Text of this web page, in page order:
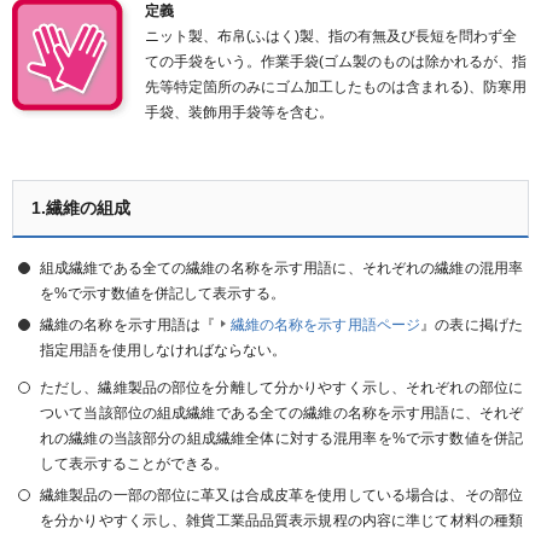
定義
ニット製、布帛(ふはく)製、指の有無及び長短を問わず全
ての手袋をいう。作業手袋(ゴム製のものは除かれるが、指
先等特定箇所のみにゴム加工したものは含まれる)、防寒用
手袋、装飾用手袋等を含む。
1.繊維の組成
組成繊維である全ての繊維の名称を示す用語に、それぞれの繊維の混用率
を%で示す数値を併記して表示する。
繊維の名称を示す用語は『
繊維の名称を示す用語ページ』の表に掲げた
指定用語を使用しなければならない。
ただし、繊維製品の部位を分離して分かりやすく示し、それぞれの部位に
ついて当該部位の組成繊維である全ての繊維の名称を示す用語に、それぞ
れの繊維の当該部分の組成繊維全体に対する混用率を%で示す数値を併記
して表示することができる。
繊維製品の一部の部位に革又は合成皮革を使用している場合は、その部位
を分かりやすく示し、雑貨工業品品質表示規程の内容に準じて材料の種類